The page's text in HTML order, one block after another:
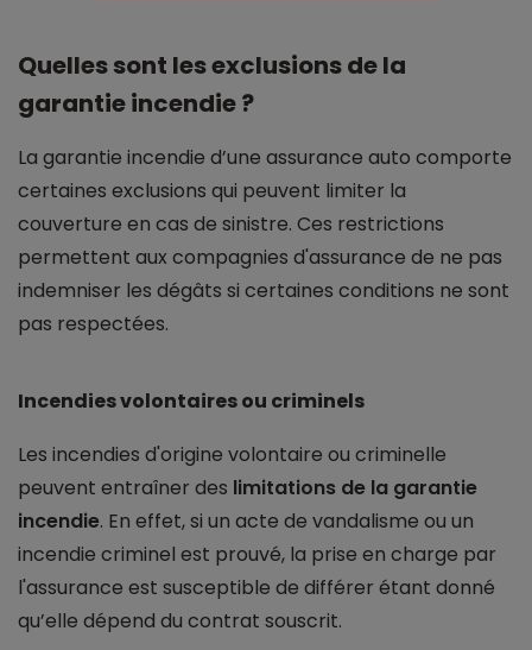
Quelles sont les exclusions de la
garantie incendie ?
La garantie incendie d’une assurance auto comporte
certaines exclusions qui peuvent limiter la
couverture en cas de sinistre. Ces restrictions
permettent aux compagnies d'assurance de ne pas
indemniser les dégâts si certaines conditions ne sont
pas respectées.
Incendies volontaires ou criminels
Les incendies d'origine volontaire ou criminelle
peuvent entraîner des limitations de la garantie
incendie. En effet, si un acte de vandalisme ou un
incendie criminel est prouvé, la prise en charge par
l'assurance est susceptible de différer étant donné
qu’elle dépend du contrat souscrit.